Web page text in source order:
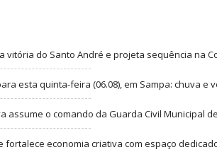
vitória do Santo André e projeta sequência na
esta quinta-feira (06.08), em Sampa: chuva e
assume o comando da Guarda Civil Municipal
fortalece economia criativa com espaço